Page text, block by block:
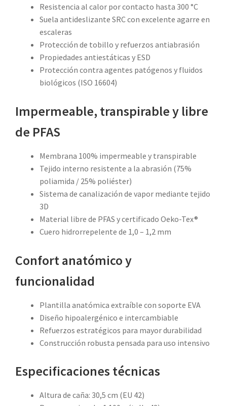
Resistencia al calor por contacto hasta 300 °C
Suela antideslizante SRC con excelente agarre en
escaleras
Protección de tobillo y refuerzos antiabrasión
Propiedades antiestáticas y ESD
Protección contra agentes patógenos y fluidos
biológicos (ISO 16604)
Impermeable, transpirable y libre
de PFAS
Membrana 100% impermeable y transpirable
Tejido interno resistente a la abrasión (75%
poliamida / 25% poliéster)
Sistema de canalización de vapor mediante tejido
3D
Material libre de PFAS y certificado Oeko-Tex®
Cuero hidrorrepelente de 1,0 – 1,2 mm
Confort anatómico y
funcionalidad
Plantilla anatómica extraíble con soporte EVA
Diseño hipoalergénico e intercambiable
Refuerzos estratégicos para mayor durabilidad
Construcción robusta pensada para uso intensivo
Especificaciones técnicas
Altura de caña: 30,5 cm (EU 42)